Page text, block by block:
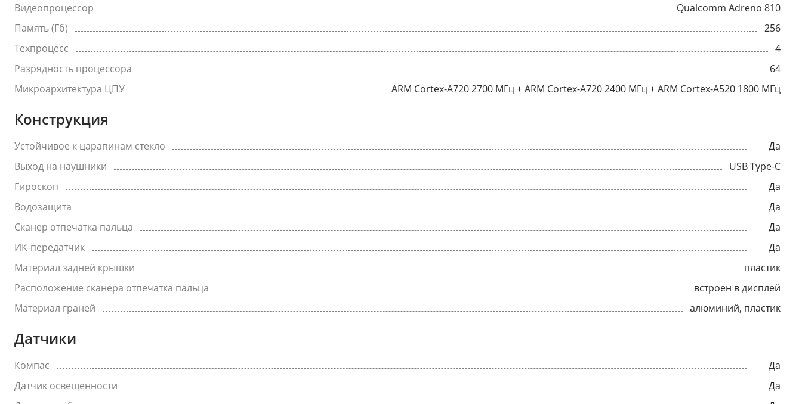
Видеопроцессор
Qualcomm Adreno 810
Память (Гб)
256
Техпроцесс
4
Разрядность процессора
64
Микроархитектура ЦПУ
ARM Cortex-A720 2700 МГц + ARM Cortex-A720 2400 МГц + ARM Cortex-A520 1800 МГц
Конструкция
Устойчивое к царапинам стекло
Да
Выход на наушники
USB Type-C
Гироскоп
Да
Водозащита
Да
Сканер отпечатка пальца
Да
ИК-передатчик
Да
Материал задней крышки
пластик
Расположение сканера отпечатка пальца
встроен в дисплей
Материал граней
алюминий, пластик
Датчики
Компас
Да
Датчик освещенности
Да